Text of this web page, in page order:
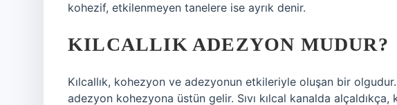
kohezif, etkilenmeyen tanelere ise ayrık denir.
KILCALLIK ADEZYON MUDUR?
Kılcallık, kohezyon ve adezyonun etkileriyle oluşan bir olgudur.
adezyon kohezyona üstün gelir. Sıvı kılcal kanalda